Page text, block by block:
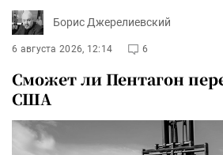
Борис Джерелиевский
6 августа 2026, 12:14 6
Сможет ли Пентагон
США